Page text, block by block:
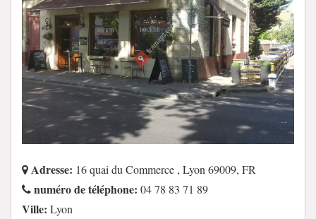
Adresse: 16 quai du Commerce , Lyon 69009, FR
numéro de téléphone: 04 78 83 71 89
Ville: Lyon